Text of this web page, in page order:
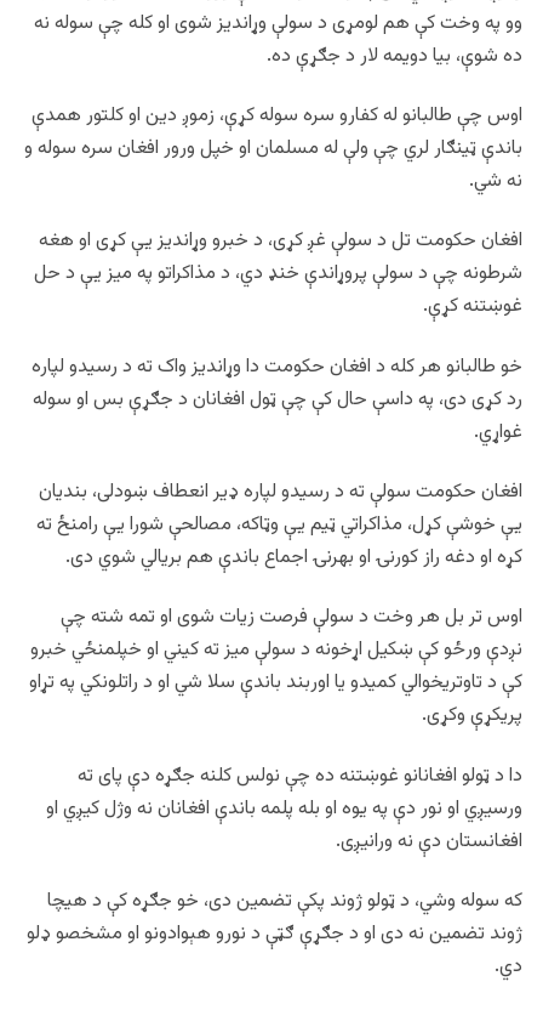
وو په وخت کې هم لومړی د سولې وړاندیز شوی او کله چې سوله نه
ده شوې، بیا دویمه لار د جګړې ده.
اوس چې طالبانو له کفارو سره سوله کړې، زموږ دین او کلتور همدې
باندې ټینګار لري چې ولې له مسلمان او خپل ورور افغان سره سوله و
نه شي.
افغان حکومت تل د سولې غږ کړی، د خبرو وړاندیز یې کړی او هغه
شرطونه چې د سولې پروړاندې خنډ دي، د مذاکراتو په میز یې د حل
غوښتنه کړې.
خو طالبانو هر کله د افغان حکومت دا وړاندیز واک ته د رسیدو لپاره
رد کړی دی، په داسې حال کې چې ټول افغانان د جګړې بس او سوله
غواړي.
افغان حکومت سولې ته د رسیدو لپاره ډير انعطاف ښودلی، بندیان
یې خوشې کړل، مذاکراتي ټیم یې وټاکه، مصالحې شورا یې رامنځ ته
کړه او دغه راز کورنۍ او بهرنۍ اجماع باندې هم بریالي شوي دی.
اوس تر بل هر وخت د سولې فرصت زیات شوی او تمه شته چې
نږدې ورځو کې ښکیل اړخونه د سولې میز ته کیني او خپلمنځي خبرو
کې د تاوتریخوالي کمیدو یا اوربند باندې سلا شي او د راتلونکي په تړاو
پریکړې وکړی.
دا د ټولو افغانانو غوښتنه ده چې نولس کلنه جګړه دې پای ته
ورسیږي او نور دې په یوه او بله پلمه باندې افغانان نه وژل کیږي او
افغانستان دې نه ورانیږی.
که سوله وشي، د ټولو ژوند پکې تضمین دی، خو جګړه کې د هیچا
ژوند تضمین نه دی او د جګړې ګټې د نورو هېوادونو او مشخصو ډلو
دي.